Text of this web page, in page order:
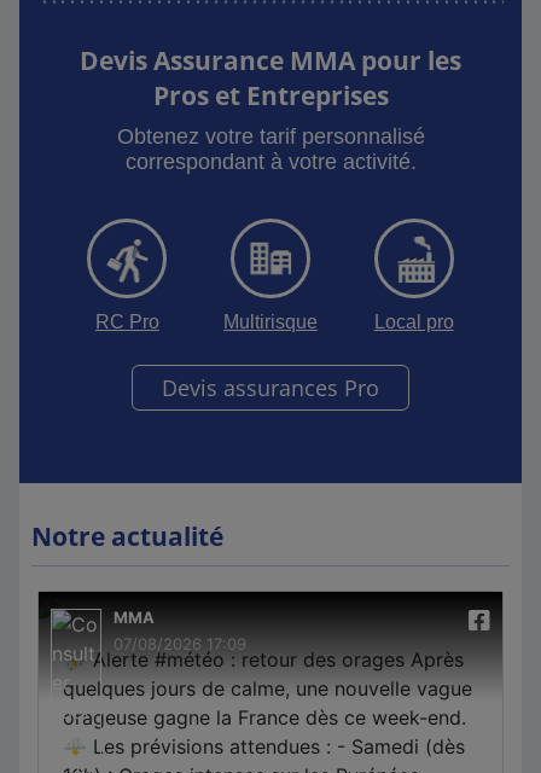
Devis Assurance MMA pour les
Pros et Entreprises
Obtenez votre tarif personnalisé
correspondant à votre activité.
RC Pro Multirisque Local pro
Devis assurances Pro
Notre actualité